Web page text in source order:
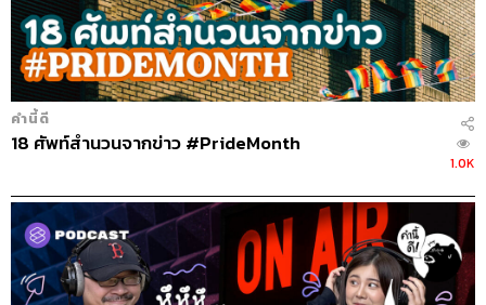
คำนี้ดี
18 ศัพท์สำนวนจากข่าว #PrideMonth
1.0K